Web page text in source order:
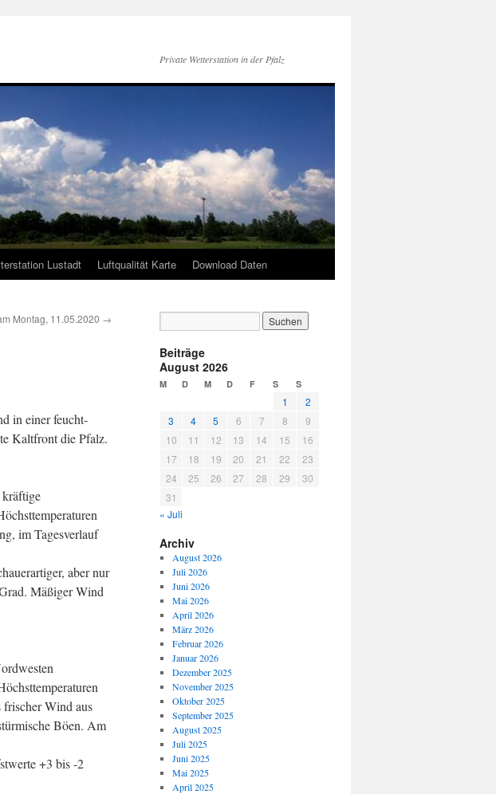
Private Wetterstation in der Pfalz
Lustadt Luftqualität Karte Download Daten
Montag, 11.05.2020 →
in einer feucht-
Kaltfront die Pfalz.
im Tagesverlauf
aber nur
Mäßiger Wind
Wind aus
Böen. Am
+3 bis -2
Beiträge
August 2026
M D M D F S S
1
2
3
4 5 6 7 8
9
10
11 12 13 14 15
16
17
18 19 20 21 22
23
24
25 26 27 28 29
30
31
« Juli
Archiv
August 2026
Juli 2026
Juni 2026
Mai 2026
April 2026
März 2026
Februar 2026
Januar 2026
Dezember 2025
November 2025
Oktober 2025
September 2025
August 2025
Juli 2025
Juni 2025
Mai 2025
April 2025